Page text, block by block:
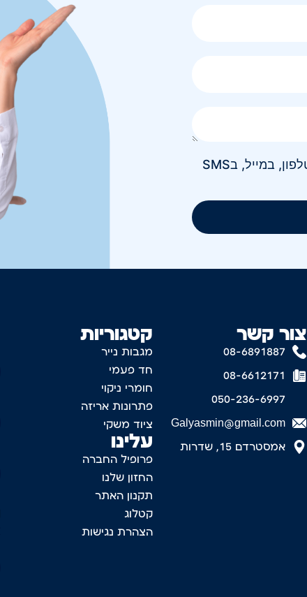
אני מאשר/ת קבלת חומר פרסומי בטלפון, במייל, בSMS
קטגוריות
מגבות נייר
חד פעמי
חומרי ניקוי
פתרונות אריזה
ציוד משקי
עלינו
פרופיל החברה
החזון שלנו
תקנון האתר
קטלוג
הצהרת נגישות
צור קשר
08-6891887
08-6612171
050-236-6997
Galyasmin@gmail.com
אמסטרדם 15, שדרות